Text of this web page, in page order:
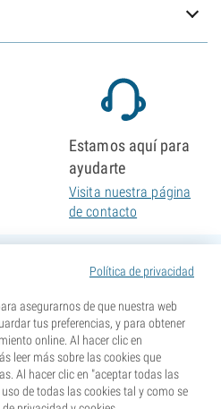
Política de privacidad
asegurarnos de que nuestra web
tus preferencias, y para obtener
online. Al hacer clic en
leer más sobre las cookies que
Al hacer clic en "aceptar todas las
de todas las cookies tal y como se
Estamos aquí para
ayudarte
Visita nuestra página
de contacto